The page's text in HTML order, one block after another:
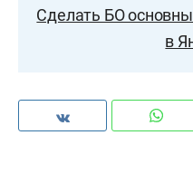
Сделать БО
в